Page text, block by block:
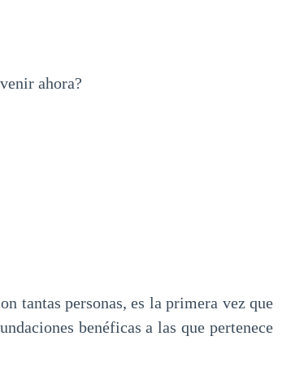
ahora?
tantas personas, es la primera vez que
benéficas a las que pertenece